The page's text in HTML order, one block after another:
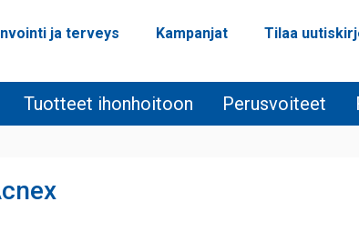
ja terveys Kampanjat Tilaa
Tuotteet ihonhoitoon Perusvoiteet